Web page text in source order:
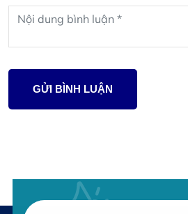
GỬI BÌNH LUẬN